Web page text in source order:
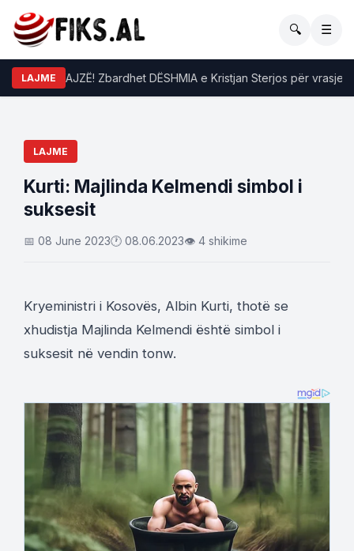
🔍 ☰
LAJME
një VAJZË! Zbardhet DËSHMIA e Kristjan Sterjos për vrasjen e
LAJME
​Kurti: Majlinda Kelmendi simbol i
suksesit
📅 08 June 2023🕐 08.06.2023👁 4 shikime
Kryeministri i Kosovës, Albin Kurti, thotë se
xhudistja Majlinda Kelmendi është simbol i
suksesit në vendin tonw.